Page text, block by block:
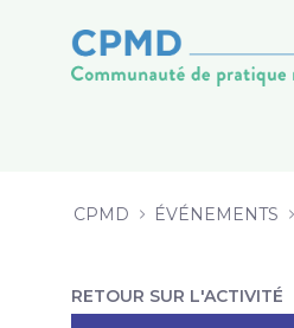
CPMD ÉVÉNEMENTS
RETOUR SUR L'ACTIVITÉ